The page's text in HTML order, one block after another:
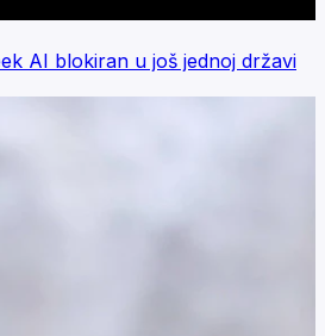
AI blokiran u još jednoj državi